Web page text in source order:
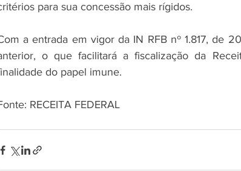
para sua concessão mais rígidos.
a entrada em vigor da IN RFB nº 1.817, de
o que facilitará a fiscalização da
do papel imune.
RECEITA FEDERAL